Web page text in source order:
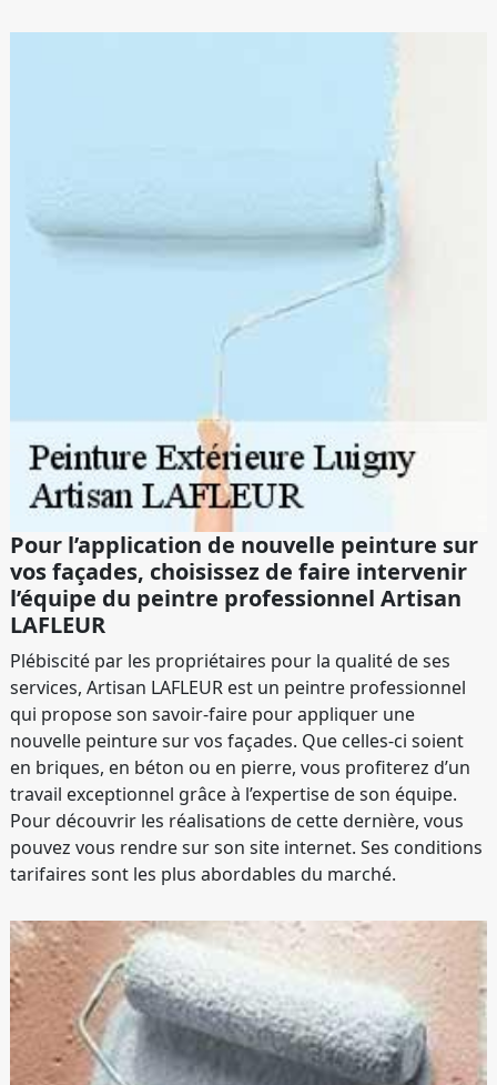
Pour l’application de nouvelle peinture sur
vos façades, choisissez de faire intervenir
l’équipe du peintre professionnel Artisan
LAFLEUR
Plébiscité par les propriétaires pour la qualité de ses
services, Artisan LAFLEUR est un peintre professionnel
qui propose son savoir-faire pour appliquer une
nouvelle peinture sur vos façades. Que celles-ci soient
en briques, en béton ou en pierre, vous profiterez d’un
travail exceptionnel grâce à l’expertise de son équipe.
Pour découvrir les réalisations de cette dernière, vous
pouvez vous rendre sur son site internet. Ses conditions
tarifaires sont les plus abordables du marché.